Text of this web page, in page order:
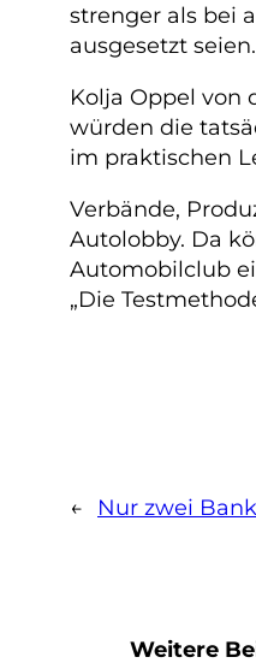
strenger als bei
ausgesetzt seien.
Kolja Oppel von
würden die
im praktischen
Verbände,
Autolobby. Da
Automobilclub
„Die
← Nur zwei
Weitere